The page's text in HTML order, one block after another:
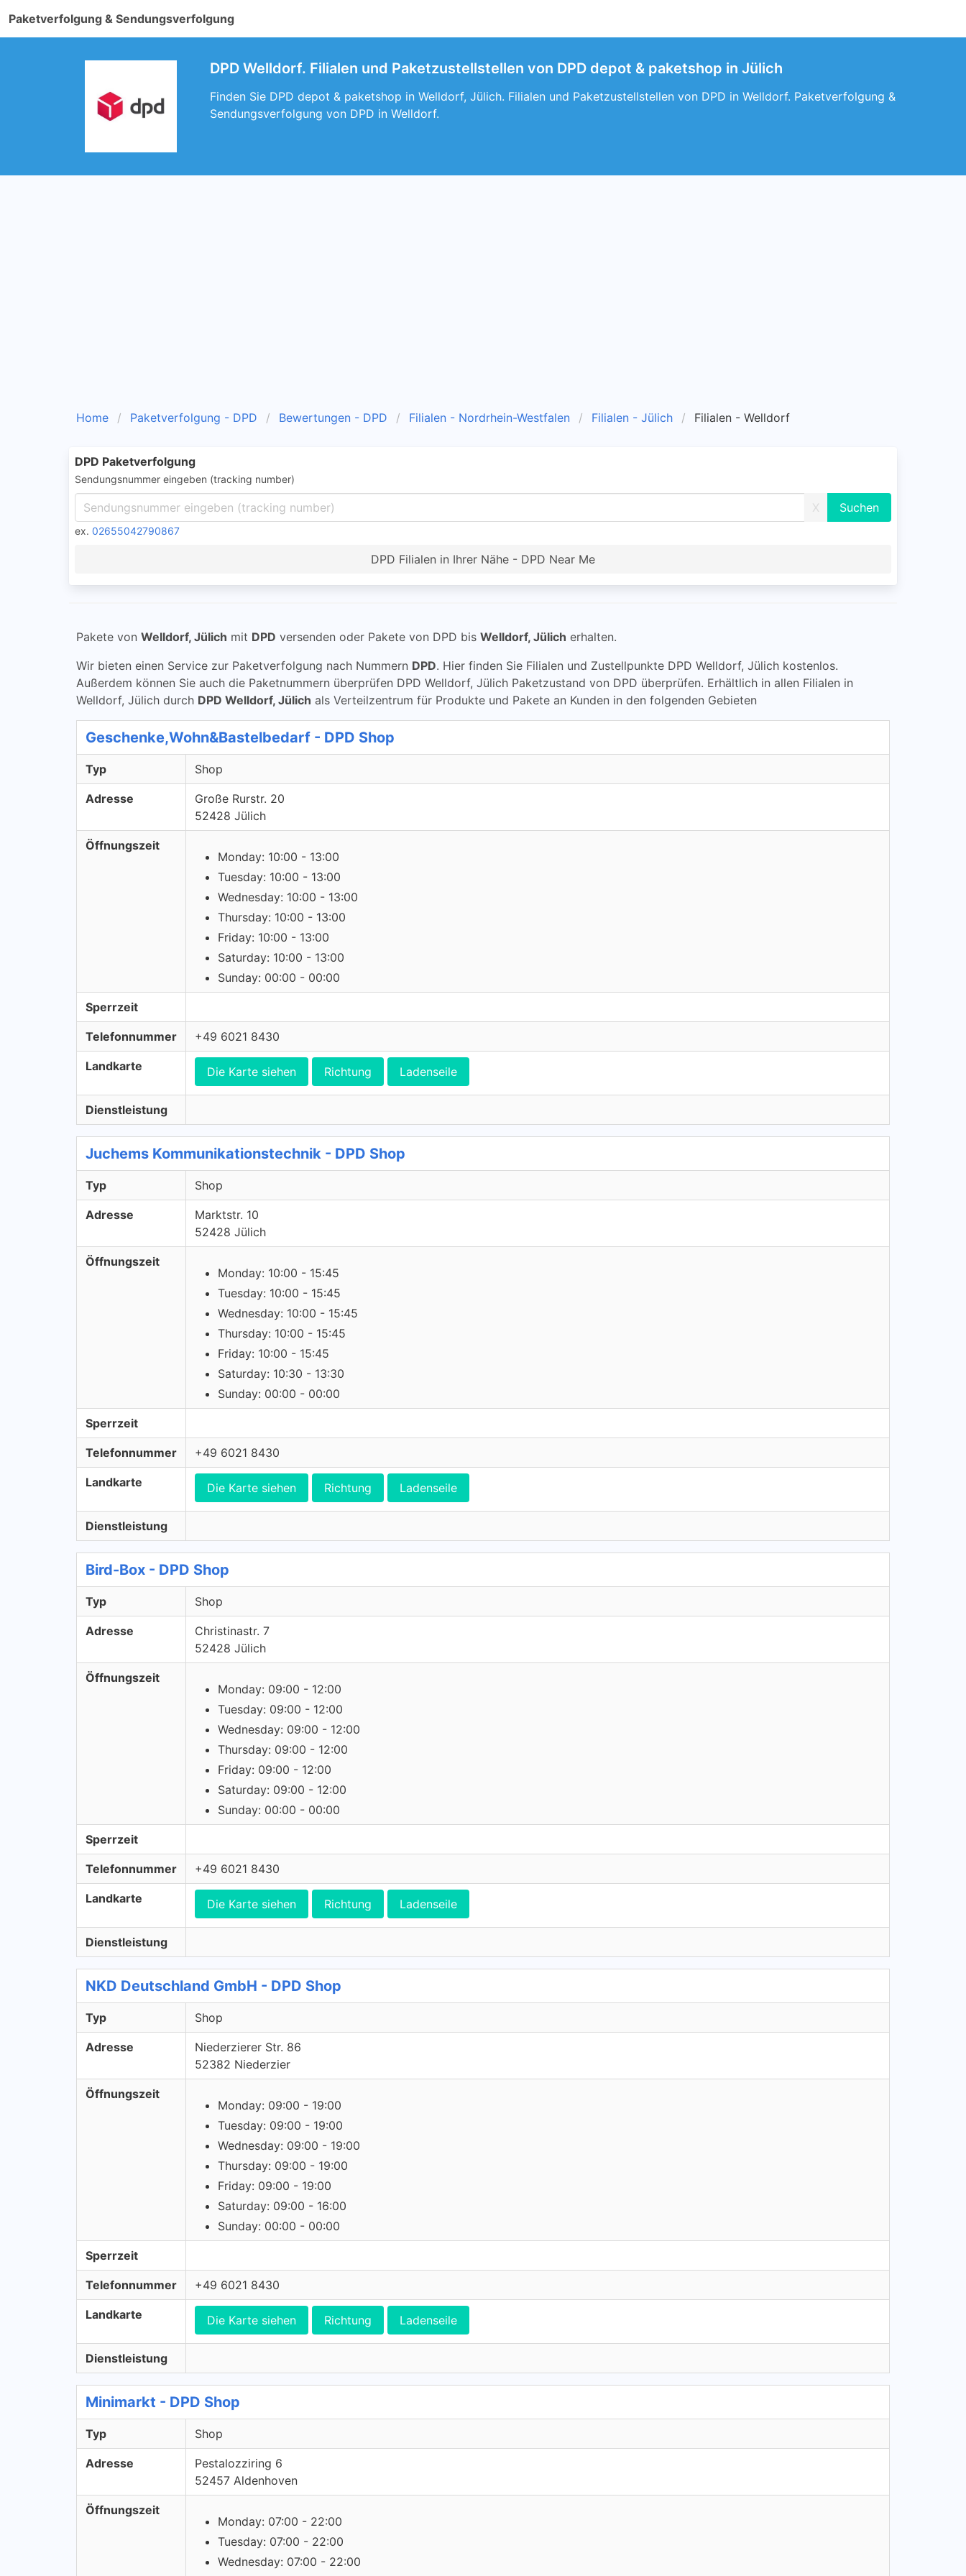
Paketverfolgung & Sendungsverfolgung
DPD Welldorf. Filialen und Paketzustellstellen von DPD depot & paketshop in Jülich
Finden Sie DPD depot & paketshop in Welldorf, Jülich. Filialen und Paketzustellstellen von DPD in Welldorf. Paketverfolgung &
Sendungsverfolgung von DPD in Welldorf.
Home Paketverfolgung - DPD Bewertungen - DPD Filialen - Nordrhein-Westfalen Filialen - Jülich Filialen - Welldorf
DPD Paketverfolgung
Sendungsnummer eingeben (tracking number)
X
ex. 02655042790867
DPD Filialen in Ihrer Nähe - DPD Near Me
Pakete von Welldorf, Jülich mit DPD versenden oder Pakete von DPD bis Welldorf, Jülich erhalten.
Wir bieten einen Service zur Paketverfolgung nach Nummern DPD. Hier finden Sie Filialen und Zustellpunkte DPD Welldorf, Jülich kostenlos.
Außerdem können Sie auch die Paketnummern überprüfen DPD Welldorf, Jülich Paketzustand von DPD überprüfen. Erhältlich in allen Filialen in
Welldorf, Jülich durch DPD Welldorf, Jülich als Verteilzentrum für Produkte und Pakete an Kunden in den folgenden Gebieten
Geschenke,Wohn&Bastelbedarf - DPD Shop
Typ Shop
Adresse
Große Rurstr. 20
52428 Jülich
Öffnungszeit
Monday: 10:00 - 13:00
Tuesday: 10:00 - 13:00
Wednesday: 10:00 - 13:00
Thursday: 10:00 - 13:00
Friday: 10:00 - 13:00
Saturday: 10:00 - 13:00
Sunday: 00:00 - 00:00
Sperrzeit
Telefonnummer +49 6021 8430
Landkarte Die Karte siehen Richtung Ladenseile
Dienstleistung
Juchems Kommunikationstechnik - DPD Shop
Typ Shop
Adresse
Marktstr. 10
52428 Jülich
Öffnungszeit
Monday: 10:00 - 15:45
Tuesday: 10:00 - 15:45
Wednesday: 10:00 - 15:45
Thursday: 10:00 - 15:45
Friday: 10:00 - 15:45
Saturday: 10:30 - 13:30
Sunday: 00:00 - 00:00
Sperrzeit
Telefonnummer +49 6021 8430
Landkarte Die Karte siehen Richtung Ladenseile
Dienstleistung
Bird-Box - DPD Shop
Typ Shop
Adresse
Christinastr. 7
52428 Jülich
Öffnungszeit
Monday: 09:00 - 12:00
Tuesday: 09:00 - 12:00
Wednesday: 09:00 - 12:00
Thursday: 09:00 - 12:00
Friday: 09:00 - 12:00
Saturday: 09:00 - 12:00
Sunday: 00:00 - 00:00
Sperrzeit
Telefonnummer +49 6021 8430
Landkarte Die Karte siehen Richtung Ladenseile
Dienstleistung
NKD Deutschland GmbH - DPD Shop
Typ Shop
Adresse
Niederzierer Str. 86
52382 Niederzier
Öffnungszeit
Monday: 09:00 - 19:00
Tuesday: 09:00 - 19:00
Wednesday: 09:00 - 19:00
Thursday: 09:00 - 19:00
Friday: 09:00 - 19:00
Saturday: 09:00 - 16:00
Sunday: 00:00 - 00:00
Sperrzeit
Telefonnummer +49 6021 8430
Landkarte Die Karte siehen Richtung Ladenseile
Dienstleistung
Minimarkt - DPD Shop
Typ Shop
Adresse
Pestalozziring 6
52457 Aldenhoven
Öffnungszeit
Monday: 07:00 - 22:00
Tuesday: 07:00 - 22:00
Wednesday: 07:00 - 22:00